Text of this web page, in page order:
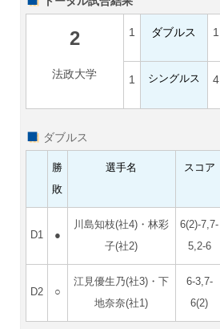
2
法政大学
1 ダブルス 1
1 シングルス 4
ダブルス
勝
敗
選手名 スコア
D1 ●
川島知枝(社4)・林彩
子(社2)
6(2)-7,7-
5,2-6
D2 ○
江見優生乃(社3)・下
地奈奈(社1)
6-3,7-
6(2)